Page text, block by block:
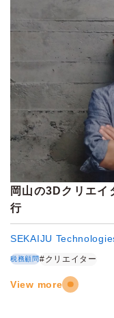
岡山の3Dクリエイ
行
SEKAIJU
税務顧問#クリエイター
View more